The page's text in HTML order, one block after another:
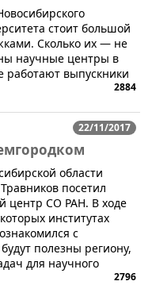
стоит большой
Сколько их — не
научные центры в
работают выпускники
2884
22/11/2017
области
посетил
центр СО РАН. В ходе
институтах
с
полезны региону,
для научного
2796